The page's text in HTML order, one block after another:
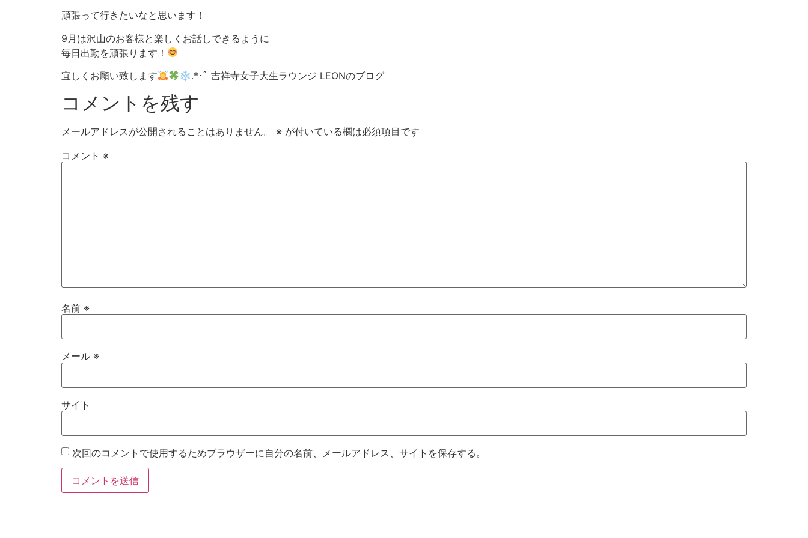
頑張って行きたいなと思います！
9月は沢山のお客様と楽しくお話しできるように
毎日出勤を頑張ります！
宜しくお願い致します
❄︎.*･ﾟ 吉祥寺女子大生ラウンジ LEONのブログ
コメントを残す
メールアドレスが公開されることはありません。 ※ が付いている欄は必須項目です
コメント ※
名前 ※
メール ※
サイト
次回のコメントで使用するためブラウザーに自分の名前、メールアドレス、サイトを保存する。